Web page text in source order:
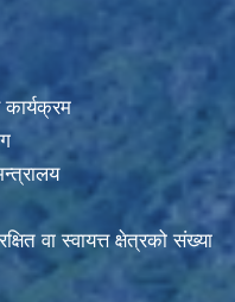
वा स्वायत्त क्षेत्रको संख्या